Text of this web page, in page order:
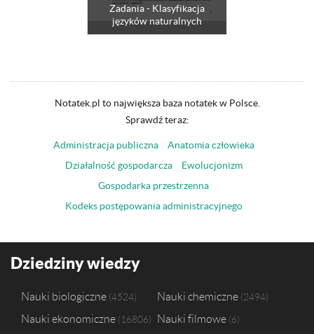
Zadania - Klasyfikacja
języków naturalnych
Notatek.pl to największa baza notatek w Polsce.
Sprawdź teraz:
Administracja publiczna
Anatomia człowieka
Działalność gospodarcza
Ewolucjonizm
Gospodarka przestrzenna
Kodeks postępowania administracyjnego
Dziedziny wiedzy
Nauki biologiczne 4524 Nauki chemiczne 2494
Nauki ekonomiczne 16806 Nauki filmowe 6